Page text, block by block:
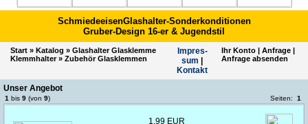
SchmiedeeisenGlashalter-Sonderkonditionen
Gruber-Design 16-er & Jugendstil
Start » Katalog » Glashalter Glasklemme
Klemmhalter» Zubehör Glasklemmen
Impres­
sum
Kontakt
Ihr Konto| Anfrage|
Anfrage absenden
Unser Angebot
1 bis 9 (von 9) Seiten: 1
1,99 EUR